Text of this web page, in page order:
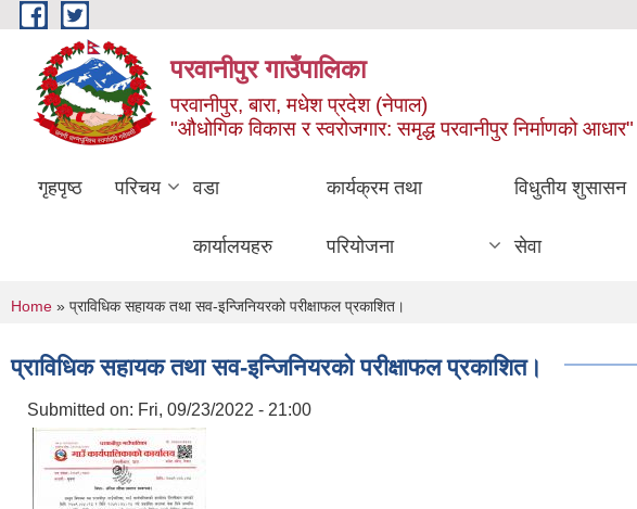
Skip to main content
परवानीपुर गाउँपालिका
परवानीपुर, बारा, मधेश प्रदेश (नेपाल)
"औधोगिक विकास र स्वरोजगार: समृद्ध परवानीपुर निर्माणको आधार"
गृहपृष्ठ परिचय वडा
कार्यालयहरु
कार्यक्रम तथा
परियोजना
विधुतीय शुसासन
सेवा
You are here
Home » प्राविधिक सहायक तथा सव-इन्जिनियरको परीक्षाफल प्रकाशित।
प्राविधिक सहायक तथा सव-इन्जिनियरको परीक्षाफल प्रकाशित।
Submitted on: Fri, 09/23/2022 - 21:00